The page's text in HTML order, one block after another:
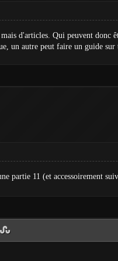
d'articles. Qui peuvent
un autre peut faire un guide
partie 11 (et accessoirement